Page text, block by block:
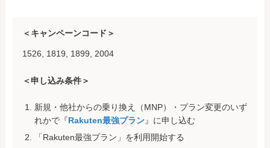
＜キャンペーンコード＞
1526, 1819, 1899, 2004
＜申し込み条件＞
新規・他社からの乗り換え（MNP）・プラン変更のいず
れかで『Rakuten最強プラン』に申し込む
「Rakuten最強プラン」を利用開始する